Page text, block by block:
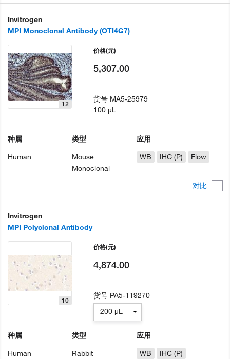
Invitrogen
MPI Monoclonal Antibody (OTI4G7)
对比
12
种属
Human
类型
Mouse
Monoclonal
应用
WB
IHC (P) Flow
价格(元)
5,307.00
货号 MA5-25979
100 µL
Invitrogen
MPI Polyclonal Antibody
10
种属
Human
类型
Rabbit
应用
WB
IHC (P)
价格(元)
4,874.00
货号 PA5-119270
200 µL